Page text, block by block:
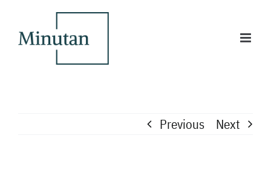
content
Previous Next